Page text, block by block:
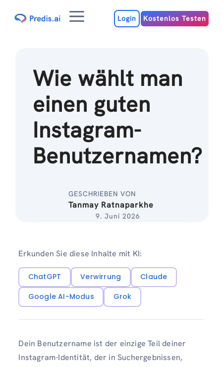
Inhalt
MenuLogin Kostenlos Testen
Wie wählt man
einen guten
Instagram-
Benutzernamen?
GESCHRIEBEN VON
Tanmay Ratnaparkhe
9. Juni 2026
Erkunden Sie diese Inhalte mit KI:
ChatGPT Verwirrung
Claude
Google AI-Modus
Grok
Dein Benutzername ist der einzige Teil deiner
Instagram-Identität, der in Suchergebnissen,